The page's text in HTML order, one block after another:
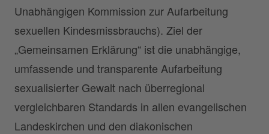
Unabhängigen Kommission zur Aufarbeitung
sexuellen Kindesmissbrauchs). Ziel der
„Gemeinsamen Erklärung“ ist die unabhängige,
umfassende und transparente Aufarbeitung
sexualisierter Gewalt nach überregional
vergleichbaren Standards in allen evangelischen
Landeskirchen und den diakonischen